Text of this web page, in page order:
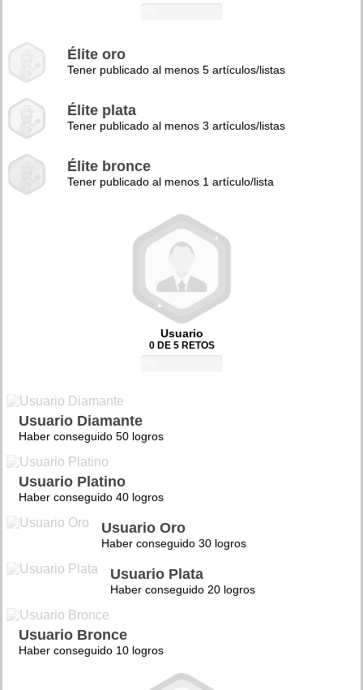
Élite oro
Tener publicado al menos 5 artículos/listas
Élite plata
Tener publicado al menos 3 artículos/listas
Élite bronce
Tener publicado al menos 1 artículo/lista
Usuario
0 DE 5 RETOS
Usuario Diamante
Haber conseguido 50 logros
Usuario Platino
Haber conseguido 40 logros
Usuario Oro
Haber conseguido 30 logros
Usuario Plata
Haber conseguido 20 logros
Usuario Bronce
Haber conseguido 10 logros